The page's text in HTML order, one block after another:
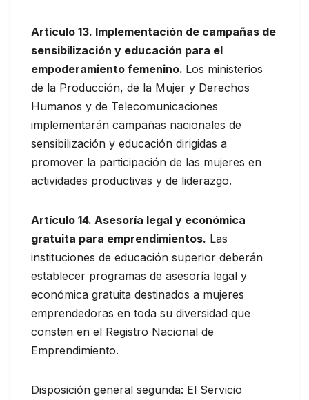
Artículo 13. Implementación de campañas de
sensibilización y educación para el
empoderamiento femenino. Los ministerios
de la Producción, de la Mujer y Derechos
Humanos y de Telecomunicaciones
implementarán campañas nacionales de
sensibilización y educación dirigidas a
promover la participación de las mujeres en
actividades productivas y de liderazgo.
Artículo 14. Asesoría legal y económica
gratuita para emprendimientos. Las
instituciones de educación superior deberán
establecer programas de asesoría legal y
económica gratuita destinados a mujeres
emprendedoras en toda su diversidad que
consten en el Registro Nacional de
Emprendimiento.
Disposición general segunda: El Servicio